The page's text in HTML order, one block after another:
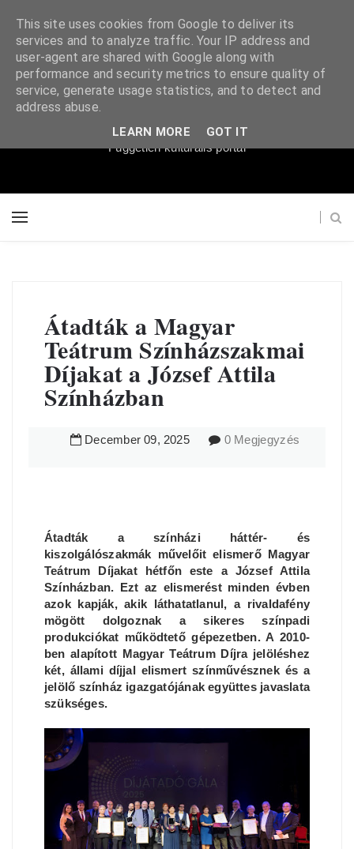
Súgópéldány
Független kulturális portál
Átadták a Magyar
Teátrum Színházszakmai
Díjakat a József Attila
Színházban
December 09, 2025 0 Megjegyzés
Átadták a színházi háttér- és
kiszolgálószakmák művelőit elismerő Magyar
Teátrum Díjakat hétfőn este a József Attila
Színházban. Ezt az elismerést minden évben
azok kapják, akik láthatatlanul, a rivaldafény
mögött dolgoznak a sikeres színpadi
produkciókat működtető gépezetben. A 2010-
ben alapított Magyar Teátrum Díjra jelöléshez
két, állami díjjal elismert színművésznek és a
jelölő színház igazgatójának együttes javaslata
szükséges.
This site uses cookies from Google to deliver its
services and to analyze traffic. Your IP address and
user-agent are shared with Google along with
performance and security metrics to ensure quality of
service, generate usage statistics, and to detect and
address abuse.
LEARN MORE GOT IT